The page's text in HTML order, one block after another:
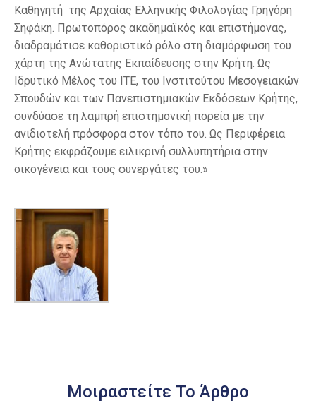
Καθηγητή της Αρχαίας Ελληνικής Φιλολογίας Γρηγόρη
Σηφάκη. Πρωτοπόρος ακαδημαϊκός και επιστήμονας,
διαδραμάτισε καθοριστικό ρόλο στη διαμόρφωση του
χάρτη της Ανώτατης Εκπαίδευσης στην Κρήτη. Ως
Ιδρυτικό Μέλος του ΙΤΕ, του Ινστιτούτου Μεσογειακών
Σπουδών και των Πανεπιστημιακών Εκδόσεων Κρήτης,
συνδύασε τη λαμπρή επιστημονική πορεία με την
ανιδιοτελή πρόσφορα στον τόπο του. Ως Περιφέρεια
Κρήτης εκφράζουμε ειλικρινή συλλυπητήρια στην
οικογένεια και τους συνεργάτες του.»
Μοιραστείτε Το Άρθρο